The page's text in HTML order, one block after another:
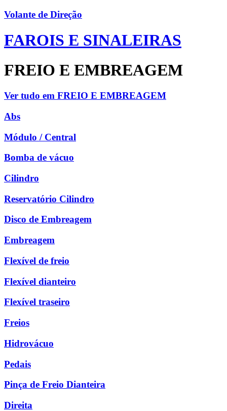
Volante de Direção
FAROIS E SINALEIRAS
FREIO E EMBREAGEM
Ver tudo em FREIO E EMBREAGEM
Abs
Módulo / Central
Bomba de vácuo
Cilindro
Reservatório Cilindro
Disco de Embreagem
Embreagem
Flexível de freio
Flexível dianteiro
Flexível traseiro
Freios
Hidrovácuo
Pedais
Pinça de Freio Dianteira
Direita